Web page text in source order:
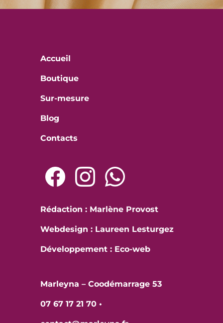
Accueil
Boutique
Sur-mesure
Blog
Contacts
Rédaction : Marlène Provost
Webdesign : Laureen Lesturgez
Développement : Eco-web
Marleyna – Coodémarrage 53
07 67 17 21 70•